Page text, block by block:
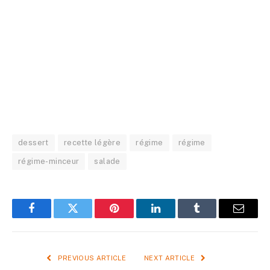
dessert recette légère régime régime
régime-minceur salade
FacebookTwitter Pinterest LinkedInTumblr Email
PREVIOUS ARTICLE NEXT ARTICLE